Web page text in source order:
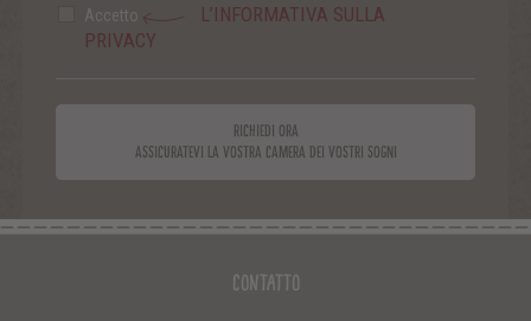
Accetto
L’INFORMATIVA SULLA
PRIVACY
RICHIEDI ORA
ASSICURATEVI LA VOSTRA CAMERA DEI VOSTRI SOGNI
Contatto